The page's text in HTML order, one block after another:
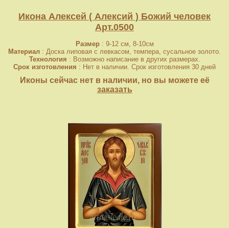
Икона Алексей ( Алексий ) Божий человек
Арт.0500
Размер: 9-12 см, 8-10см
Материал : Доска липовая с левкасом, темпера, сусальное золото.
Технология : Возможно написание в других размерах.
Срок изготовления : Нет в наличии. Срок изготовления 30 дней
Иконы сейчас нет в наличии, но вы можете её
заказать